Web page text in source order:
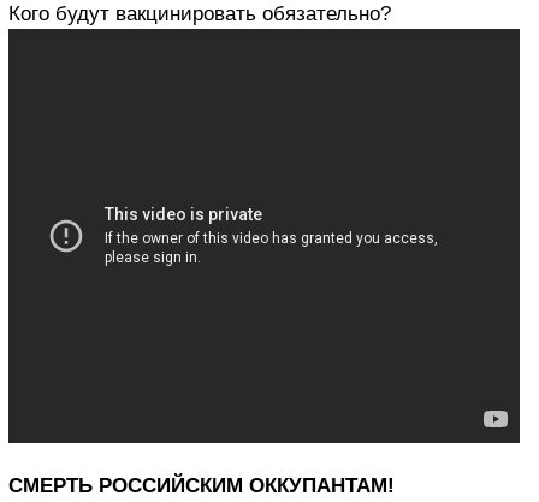
Кого будут вакцинировать обязательно?
СМЕРТЬ РОССИЙСКИМ ОККУПАНТАМ!